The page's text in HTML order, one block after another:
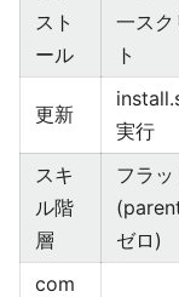
スト
ール
一スク
ト
更新
実行
スキ
ル階
層
フラッ
ゼロ)
com